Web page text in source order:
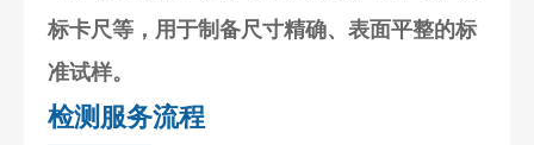
标卡尺等，用于制备尺寸精确、表面平整的标
准试样。
检测服务流程